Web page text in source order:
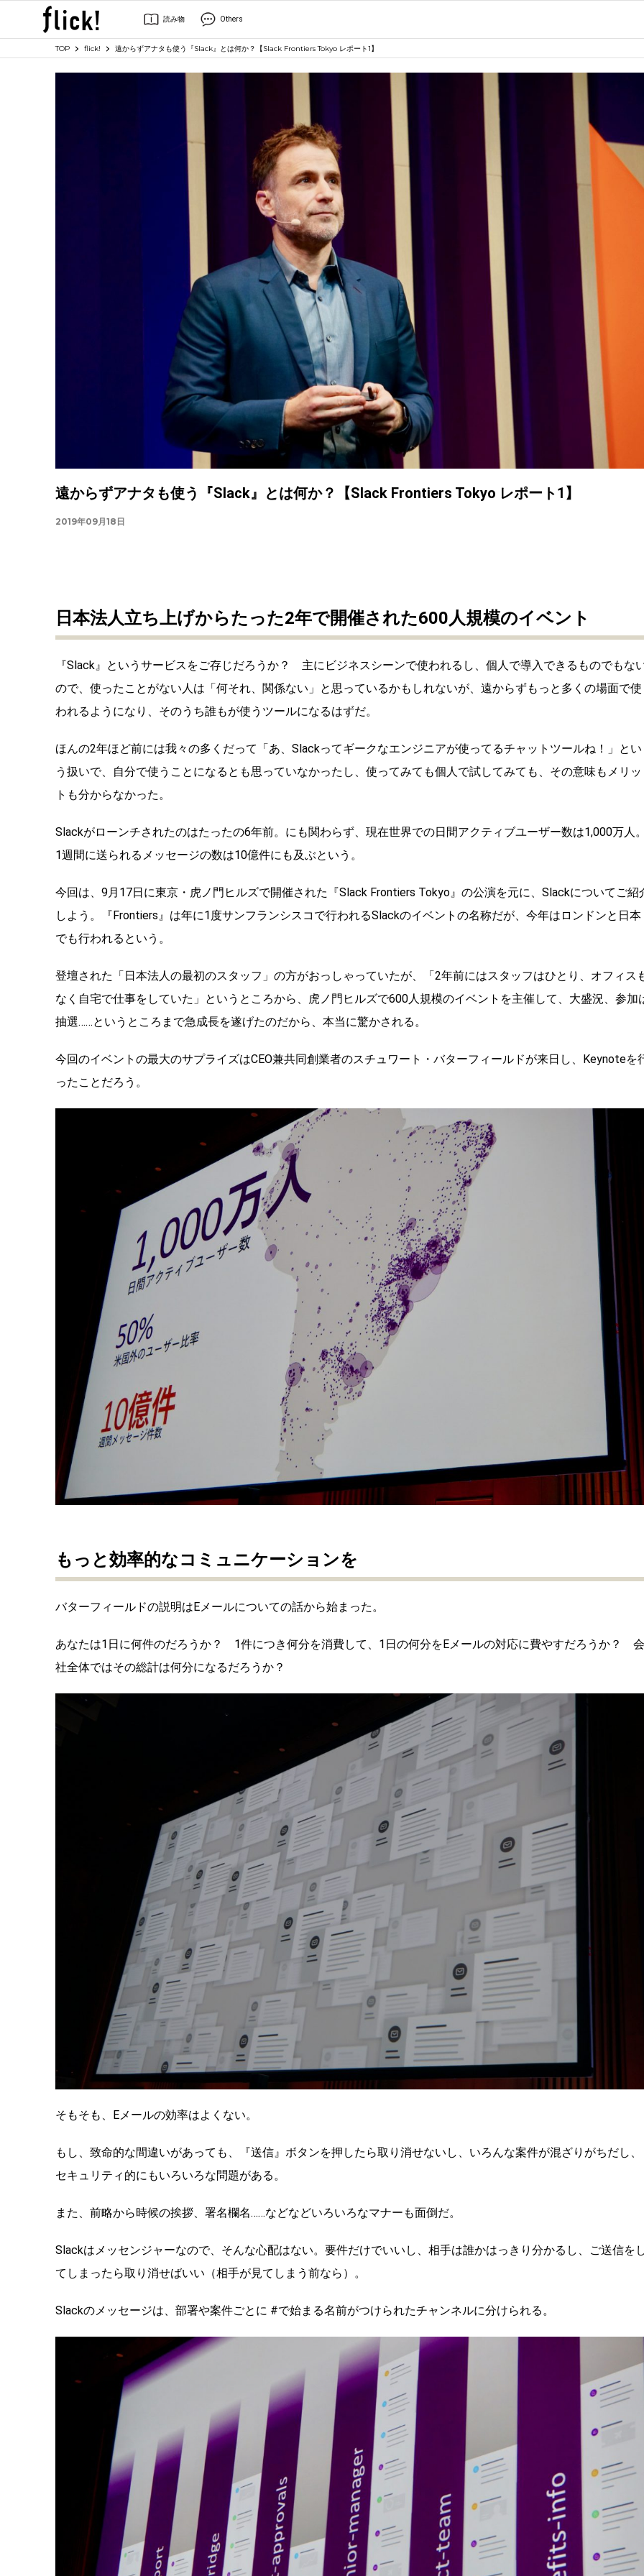
読み物 Others
TOP flick! 遠からずアナタも使う『Slack』とは何か？【Slack Frontiers Tokyo レポート1】
遠からずアナタも使う『Slack』とは何か？【Slack Frontiers Tokyo レポート1】
2019年09月18日
日本法人立ち上げからたった2年で開催された600人規模のイベント
『Slack』というサービスをご存じだろうか？ 主にビジネスシーンで使われるし、個人で導入できるものでもな
ので、使ったことがない人は「何それ、関係ない」と思っているかもしれないが、遠からずもっと多くの場面で使
われるようになり、そのうち誰もが使うツールになるはずだ。
ほんの2年ほど前には我々の多くだって「あ、Slackってギークなエンジニアが使ってるチャットツールね！」とい
う扱いで、自分で使うことになるとも思っていなかったし、使ってみても個人で試してみても、その意味もメリッ
トも分からなかった。
Slackがローンチされたのはたったの6年前。にも関わらず、現在世界での日間アクティブユーザー数は1,000万人
1週間に送られるメッセージの数は10億件にも及ぶという。
今回は、9月17日に東京・虎ノ門ヒルズで開催された『Slack Frontiers Tokyo』の公演を元に、Slackについてご紹
しよう。『Frontiers』は年に1度サンフランシスコで行われるSlackのイベントの名称だが、今年はロンドンと日本
でも行われるという。
登壇された「日本法人の最初のスタッフ」の方がおっしゃっていたが、「2年前にはスタッフはひとり、オフィス
なく自宅で仕事をしていた」というところから、虎ノ門ヒルズで600人規模のイベントを主催して、大盛況、参加
抽選……というところまで急成長を遂げたのだから、本当に驚かされる。
今回のイベントの最大のサプライズはCEO兼共同創業者のスチュワート・バターフィールドが来日し、Keynoteを
ったことだろう。
もっと効率的なコミュニケーションを
バターフィールドの説明はEメールについての話から始まった。
あなたは1日に何件のだろうか？ 1件につき何分を消費して、1日の何分をEメールの対応に費やすだろうか？ 会
社全体ではその総計は何分になるだろうか？
そもそも、Eメールの効率はよくない。
もし、致命的な間違いがあっても、『送信』ボタンを押したら取り消せないし、いろんな案件が混ざりがちだし、
セキュリティ的にもいろいろな問題がある。
また、前略から時候の挨拶、署名欄名……などなどいろいろなマナーも面倒だ。
Slackはメッセンジャーなので、そんな心配はない。要件だけでいいし、相手は誰かはっきり分かるし、ご送信を
てしまったら取り消せばいい（相手が見てしまう前なら）。
Slackのメッセージは、部署や案件ごとに #で始まる名前がつけられたチャンネルに分けられる。